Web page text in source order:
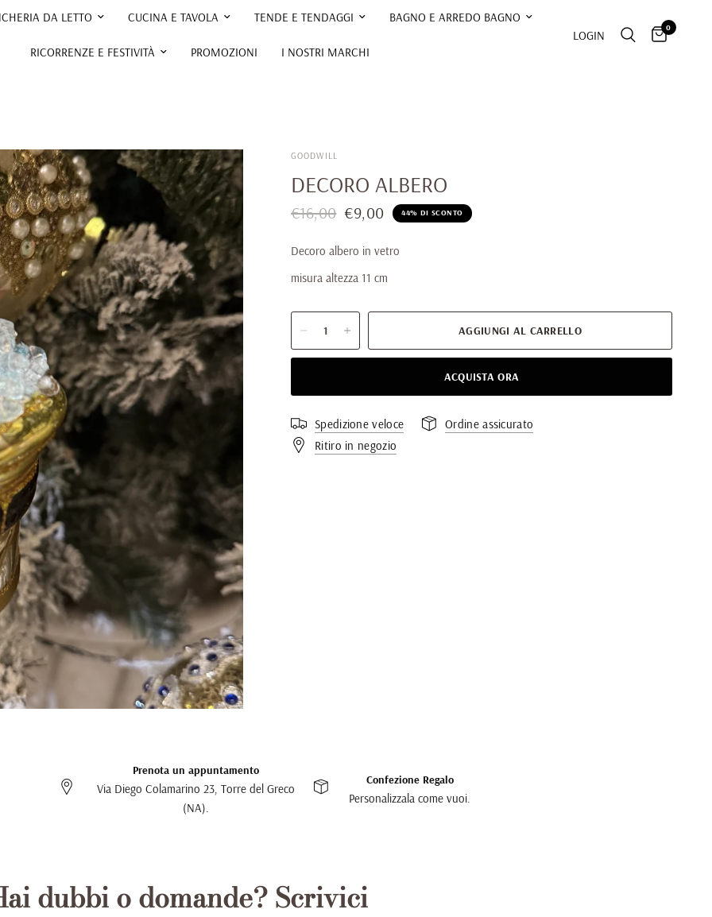
DA LETTO CUCINA E TAVOLA TENDE E TENDAGGI BAGNO E ARREDO BAGNO
RICORRENZE E FESTIVITÀ PROMOZIONI I NOSTRI MARCHI
LOGIN
0
GOODWILL
DECORO ALBERO
€16,00 €9,00 44% DI SCONTO
Decoro albero in vetro
misura altezza 11 cm
AGGIUNGI AL CARRELLO
ACQUISTA ORA
Spedizione veloce
Ordine assicurato
Ritiro in negozio
Prenota un appuntamento
Via Diego Colamarino 23, Torre del Greco
(NA).
Confezione Regalo
Personalizzala come vuoi.
dubbi o domande? Scrivici